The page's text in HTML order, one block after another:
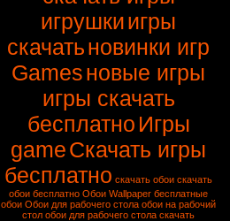
игрушкиигры
скачатьновинки игр
Gamesновые игры
игры скачать
бесплатно Игры
gameСкачать игры
бесплатно скачать обои скачать
обои бесплатно Обои Wallpaper бесплатные
обои Обои для рабочего стола обои на рабочий
стол обои для рабочего стола скачать